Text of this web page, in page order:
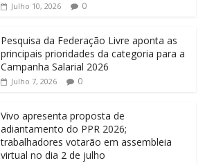
Julho 10, 2026 0
Pesquisa da Federação Livre aponta as
principais prioridades da categoria para a
Campanha Salarial 2026
Julho 7, 2026 0
Vivo apresenta proposta de
adiantamento do PPR 2026;
trabalhadores votarão em assembleia
virtual no dia 2 de julho